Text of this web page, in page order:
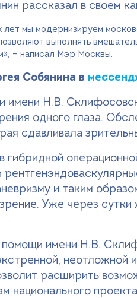
рассказал в своем
лет мы модернизируем
выполнять
— написал Мэр Москвы.
Собянина в
Н.В.
одного глаза.
сдавливала
гибридной
и таким
Уже через
имени Н.В.
неотложной
расширить
национального проекта